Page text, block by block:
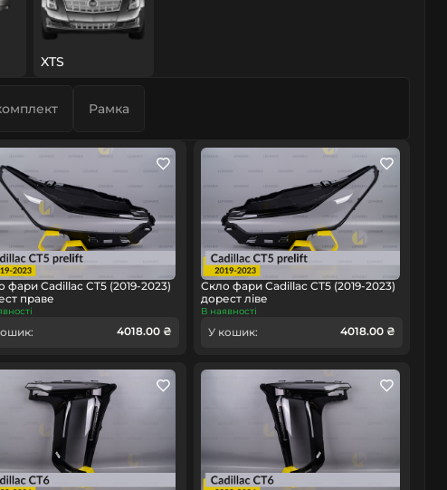
XTS
Рамка
фари Cadillac CT5 (2019-2023)
праве
4018.00 ₴
Скло фари Cadillac CT5 (2019-2023)
дорест ліве
В наявності
У кошик: 4018.00 ₴